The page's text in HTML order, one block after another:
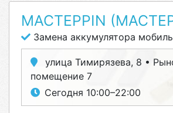
МАСТЕРPIN
Замена аккумулятора
улица Тимирязева, 8 •
помещение 7
Сегодня 10:00–22:00